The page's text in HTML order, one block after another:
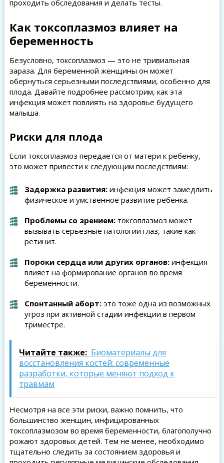
проходить обследования и делать тесты.
Как токсоплазмоз влияет на
беременность
Безусловно, токсоплазмоз — это не тривиальная
зараза. Для беременной женщины он может
обернуться серьезными последствиями, особенно для
плода. Давайте подробнее рассмотрим, как эта
инфекция может повлиять на здоровье будущего
малыша.
Риски для плода
Если токсоплазмоз передается от матери к ребенку,
это может привести к следующим последствиям:
Задержка развития:инфекция может замедлить
физическое и умственное развитие ребенка.
Проблемы со зрением:токсоплазмоз может
вызывать серьезные патологии глаз, такие как
ретинит.
Пороки сердца или других органов:инфекция
влияет на формирование органов во время
беременности.
Спонтанный аборт:это тоже одна из возможных
угроз при активной стадии инфекции в первом
триместре.
Читайте также: Биоматериалы для
восстановления костей: современные
разработки, которые меняют подход к
травмам
Несмотря на все эти риски, важно помнить, что
большинство женщин, инфицированных
токсоплазмозом во время беременности, благополучно
рожают здоровых детей. Тем не менее, необходимо
тщательно следить за состоянием здоровья и